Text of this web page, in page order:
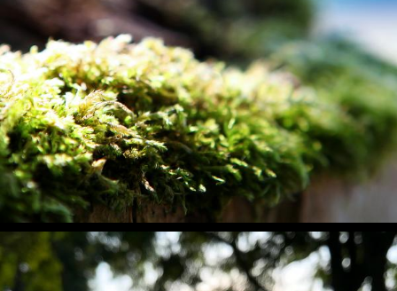
Moos im Sonnenlicht auf Baumstumpf
Natur, Pflanzen